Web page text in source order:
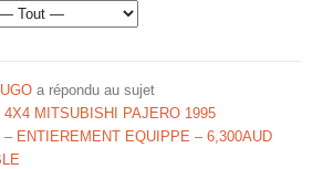
a répondu au sujet
4X4 MITSUBISHI PAJERO 1995
– ENTIEREMENT EQUIPPE – 6,300AUD